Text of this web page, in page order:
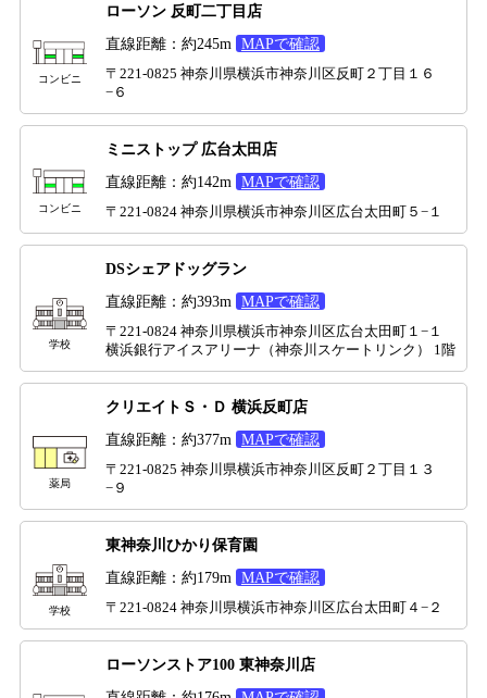
コンビニ
ローソン 反町二丁目店
直線距離：約245m
MAPで確認
〒221-0825 神奈川県横浜市神奈川区反町２丁目１６
−６
コンビニ
ミニストップ 広台太田店
直線距離：約142m
MAPで確認
〒221-0824 神奈川県横浜市神奈川区広台太田町５−１
学校
DSシェアドッグラン
直線距離：約393m
MAPで確認
〒221-0824 神奈川県横浜市神奈川区広台太田町１−１
横浜銀行アイスアリーナ（神奈川スケートリンク） 1階
薬局
クリエイトＳ・Ｄ 横浜反町店
直線距離：約377m
MAPで確認
〒221-0825 神奈川県横浜市神奈川区反町２丁目１３
−９
学校
東神奈川ひかり保育園
直線距離：約179m
MAPで確認
〒221-0824 神奈川県横浜市神奈川区広台太田町４−２
ローソンストア100 東神奈川店